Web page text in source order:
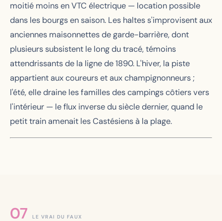
moitié moins en VTC électrique — location possible
dans les bourgs en saison. Les haltes s'improvisent aux
anciennes maisonnettes de garde-barrière, dont
plusieurs subsistent le long du tracé, témoins
attendrissants de la ligne de 1890. L'hiver, la piste
appartient aux coureurs et aux champignonneurs ;
l'été, elle draine les familles des campings côtiers vers
l'intérieur — le flux inverse du siècle dernier, quand le
petit train amenait les Castésiens à la plage.
LE VRAI DU FAUX